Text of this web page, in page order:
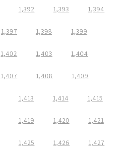
1,392 1,393 1,394
1,397 1,398 1,399
1,402 1,403 1,404
1,407 1,408 1,409
1,413 1,414 1,415
1,419 1,420 1,421
1,425 1,426 1,427